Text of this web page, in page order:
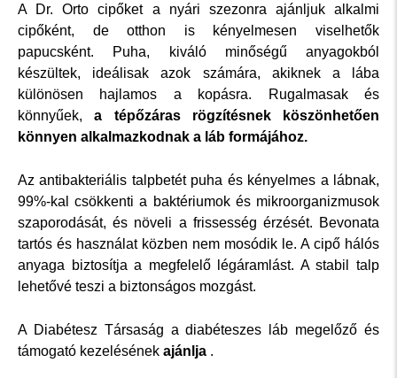
A Dr. Orto cipőket a nyári szezonra ajánljuk alkalmi
cipőként, de otthon is kényelmesen viselhetők
papucsként. Puha, kiváló minőségű anyagokból
készültek, ideálisak azok számára, akiknek a lába
különösen hajlamos a kopásra. Rugalmasak és
könnyűek,
a tépőzáras rögzítésnek köszönhetően
könnyen alkalmazkodnak a láb formájához.
Az antibakteriális talpbetét puha és kényelmes a lábnak,
99%-kal csökkenti a baktériumok és mikroorganizmusok
szaporodását, és növeli a frissesség érzését. Bevonata
tartós és használat közben nem mosódik le. A cipő hálós
anyaga biztosítja a megfelelő légáramlást. A stabil talp
lehetővé teszi a biztonságos mozgást.
A Diabétesz Társaság a diabéteszes láb megelőző és
támogató kezelésének ajánlja.